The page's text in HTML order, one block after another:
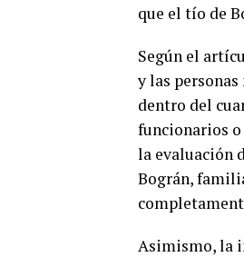
que el tío de
Según el
y las
dentro del
funcionarios o
la evaluación
Bográn,
Asimismo, la